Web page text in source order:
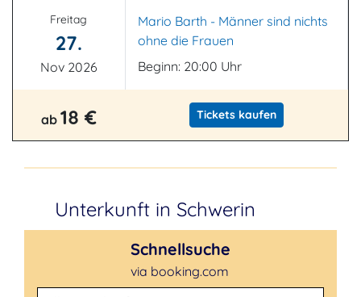
Freitag
27.
Nov 2026
Mario Barth - Männer sind nichts
ohne die Frauen
Beginn: 20:00 Uhr
ab 18 € Tickets kaufen
Unterkunft in Schwerin
Schnellsuche
via booking.com